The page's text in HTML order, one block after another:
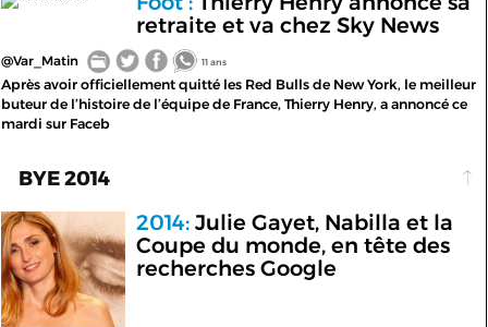
retraite et va chez Sky News
@Var_Matin 11 ans
Après avoir officiellement quitté les Red Bulls de New York, le meilleur
buteur de l’histoire de l’équipe de France, Thierry Henry, a annoncé ce
mardi sur Faceb
BYE 2014
2014:Julie Gayet, Nabilla et la
Coupe du monde, en tête des
recherches Google